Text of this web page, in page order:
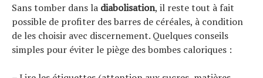
Sans tomber dans la diabolisation, il reste tout à fait
possible de profiter des barres de céréales, à condition
de les choisir avec discernement. Quelques conseils
simples pour éviter le piège des bombes caloriques :